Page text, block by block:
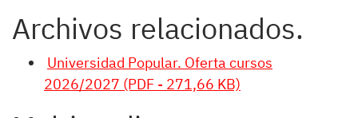
Archivos relacionados.
Universidad Popular. Oferta cursos
2026/2027 (PDF - 271,66 KB)